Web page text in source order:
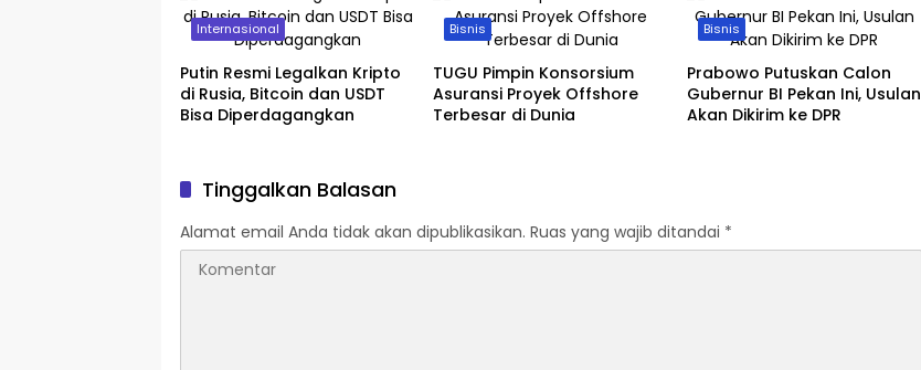
Internasional
Putin Resmi Legalkan Kripto
di Rusia, Bitcoin dan USDT
Bisa Diperdagangkan
Bisnis
TUGU Pimpin Konsorsium
Asuransi Proyek Offshore
Terbesar di Dunia
Bisnis
Prabowo Putuskan Calon
Gubernur BI Pekan Ini, Usulan
Akan Dikirim ke DPR
Tinggalkan Balasan
Alamat email Anda tidak akan dipublikasikan. Ruas yang wajib ditandai *